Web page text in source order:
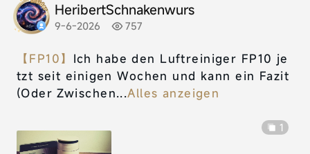
HeribertSchnakenwurs
9-6-2026 757
【FP10】 Ich habe den Luftreiniger FP10 je
tzt seit einigen Wochen und kann ein Fazit
(Oder Zwischen...Alles anzeigen
1